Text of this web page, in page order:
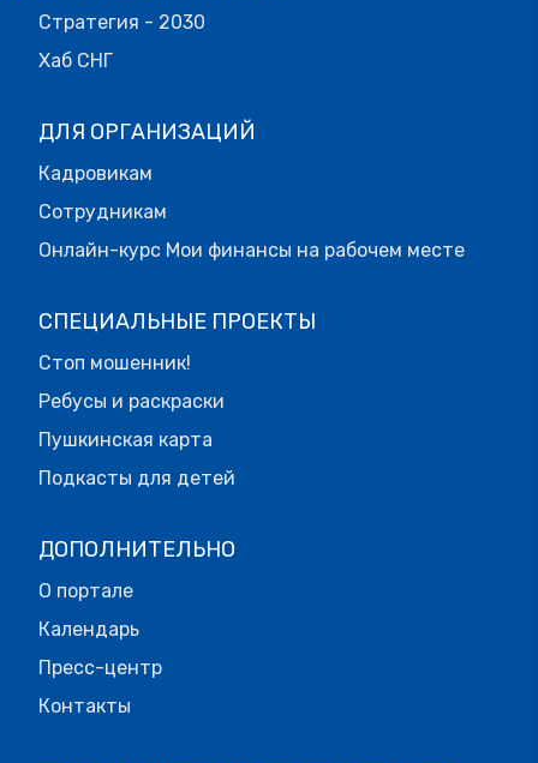
Стратегия - 2030
Хаб СНГ
ДЛЯ ОРГАНИЗАЦИЙ
Кадровикам
Сотрудникам
Онлайн-курс Мои финансы на рабочем месте
СПЕЦИАЛЬНЫЕ ПРОЕКТЫ
Стоп мошенник!
Ребусы и раскраски
Пушкинская карта
Подкасты для детей
ДОПОЛНИТЕЛЬНО
О портале
Календарь
Пресс-центр
Контакты